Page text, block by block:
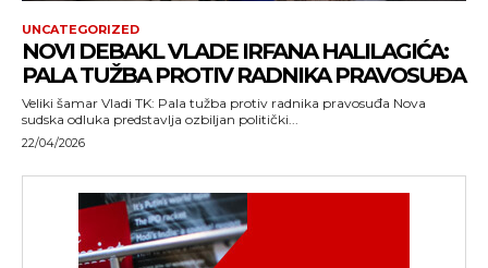
UNCATEGORIZED
NOVI DEBAKL VLADE IRFANA HALILAGIĆA:
PALA TUŽBA PROTIV RADNIKA PRAVOSUĐA
Veliki šamar Vladi TK: Pala tužba protiv radnika pravosuđa Nova
sudska odluka predstavlja ozbiljan politički...
22/04/2026